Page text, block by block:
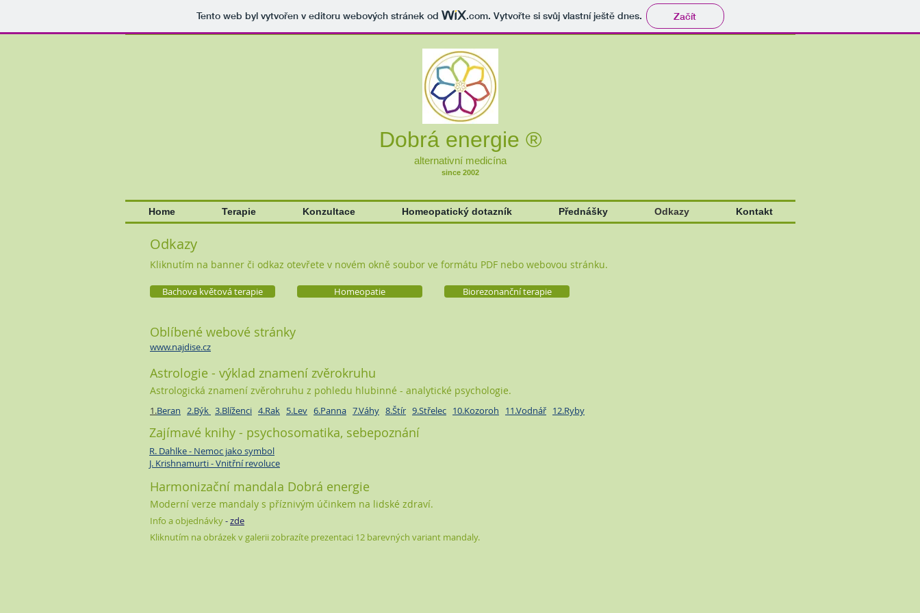
Tento web byl vytvořen v editoru webových stránek od .com. Vytvořte si svůj vlastní ještě dnes. Začít
Dobrá energie ®
alternativní medicína
since 2002
Home Terapie Konzultace Homeopatický dotazník Přednášky Odkazy Kontakt
Odkazy
Kliknutím na banner či odkaz otevřete v novém okně soubor ve formátu PDF nebo webovou stránku.
Bachova květová terapie Homeopatie Biorezonanční terapie
Oblíbené webové stránky
www.najdise.cz
Astrologie - výklad znamení zvěrokruhu
Astrologická znamení zvěrohruhu z pohledu hlubinné - analytické psychologie.
1.Beran 2.Býk 3.Blíženci 4.Rak 5.Lev 6.Panna 7.Váhy 8.Štír 9.Střelec 10.Kozoroh 11.Vodnář 12.Ryby
Zajímavé knihy - psychosomatika, sebepoznání
R. Dahlke - Nemoc jako symbol
J. Krishnamurti - Vnitřní revoluce
Harmonizační mandala Dobrá energie
Moderní verze mandaly s příznivým účinkem na lidské zdraví.
Info a objednávky-zde
Kliknutím na obrázek v galerii zobrazíte prezentaci 12 barevných variant mandaly.